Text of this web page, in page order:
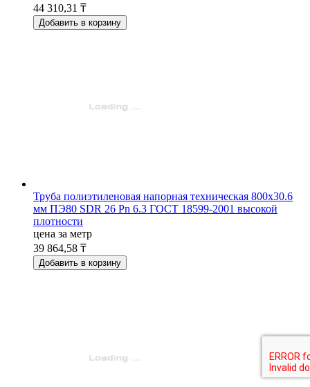
44 310,31 ₸
Добавить в корзину
Труба полиэтиленовая напорная техническая 800х30.6
мм ПЭ80 SDR 26 Pn 6.3 ГОСТ 18599-2001 высокой
плотности
цена за метр
39 864,58 ₸
Добавить в корзину